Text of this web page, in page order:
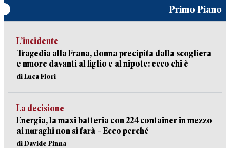
Primo Piano
L’incidente
Tragedia alla Frana, donna precipita dalla scogliera
e muore davanti al figlio e al nipote: ecco chi è
di Luca Fiori
La decisione
Energia, la maxi batteria con 224 container in mezzo
ai nuraghi non si farà – Ecco perché
di Davide Pinna